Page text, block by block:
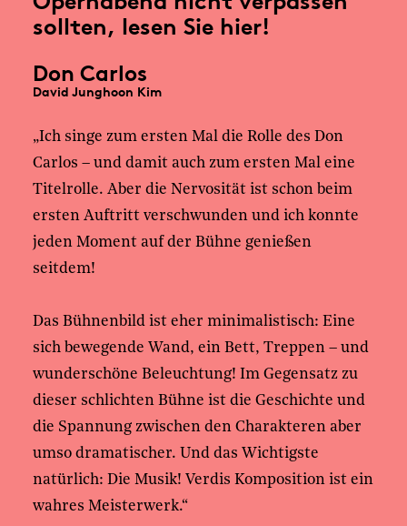
sollten, lesen Sie hier!
Don Carlos
David Junghoon Kim
„Ich singe zum ersten Mal die Rolle des Don
Carlos – und damit auch zum ersten Mal eine
Titelrolle. Aber die Nervosität ist schon beim
ersten Auftritt verschwunden und ich konnte
jeden Moment auf der Bühne genießen
seitdem!
Das Bühnenbild ist eher minimalistisch: Eine
sich bewegende Wand, ein Bett, Treppen – und
wunderschöne Beleuchtung! Im Gegensatz zu
dieser schlichten Bühne ist die Geschichte und
die Spannung zwischen den Charakteren aber
umso dramatischer. Und das Wichtigste
natürlich: Die Musik! Verdis Komposition ist ein
wahres Meisterwerk.“